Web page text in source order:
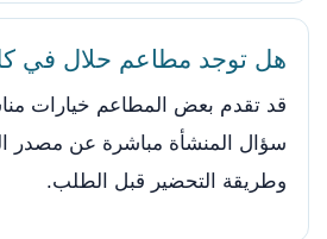
هل توجد مطاعم حلال في
قد تقدم بعض المطاعم خيارات
سؤال المنشأة مباشرة عن مصدر
وطريقة التحضير قبل الطلب.